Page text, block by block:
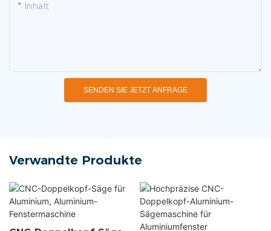
Inhalt
SENDEN SIE JETZT ANFRAGE
Verwandte Produkte